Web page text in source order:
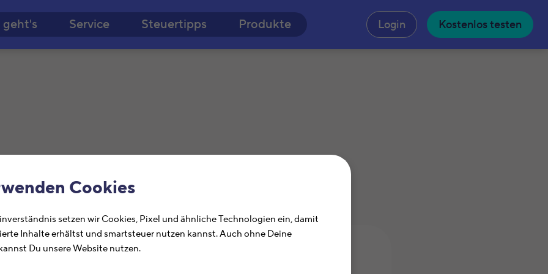
Cookies
setzen wir Cookies, Pixel und ähnliche Technologien ein, damit
Inhalte erhältst und smartsteuer nutzen kannst. Auch ohne Deine
Du unsere Website nutzen.
Zum Hauptinhalt springen
Login Kostenlos testen
geht's Service Steuertipps Produkte
der Steuer absetzen
in Kürze